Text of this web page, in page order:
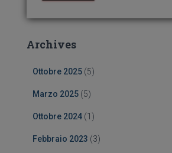
Archives
Ottobre 2025 (5)
Marzo 2025 (5)
Ottobre 2024 (1)
Febbraio 2023 (3)